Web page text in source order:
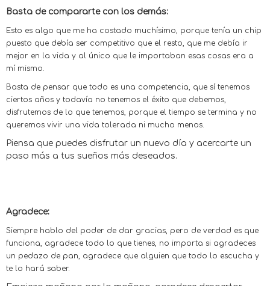
Basta de compararte con los demás:
Esto es algo que me ha costado muchísimo, porque tenía un chip
puesto que debía ser competitivo que el resto, que me debía ir
mejor en la vida y al único que le importaban esas cosas era a
mí mismo.
Basta de pensar que todo es una competencia, que sí tenemos
ciertos años y todavía no tenemos el éxito que debemos,
disfrutemos de lo que tenemos, porque el tiempo se termina y no
queremos vivir una vida tolerada ni mucho menos.
Piensa que puedes disfrutar un nuevo día y acercarte un
paso más a tus sueños más deseados.
Agradece:
Siempre hablo del poder de dar gracias, pero de verdad es que
funciona, agradece todo lo que tienes, no importa si agradeces
un pedazo de pan, agradece que alguien que todo lo escucha y
te lo hará saber.